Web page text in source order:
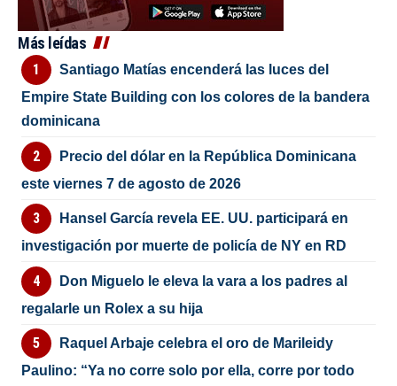
Más leídas
Santiago Matías encenderá las luces del
Empire State Building con los colores de la bandera
dominicana
Precio del dólar en la República Dominicana
este viernes 7 de agosto de 2026
Hansel García revela EE. UU. participará en
investigación por muerte de policía de NY en RD
Don Miguelo le eleva la vara a los padres al
regalarle un Rolex a su hija
Raquel Arbaje celebra el oro de Marileidy
Paulino: “Ya no corre solo por ella, corre por todo